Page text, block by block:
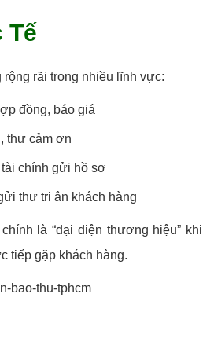
Tế
rãi trong nhiều lĩnh vực:
đồng, báo giá
thư cảm ơn
chính gửi hồ sơ
thư tri ân khách hàng
là “đại diện thương hiệu” khi
tiếp gặp khách hàng.